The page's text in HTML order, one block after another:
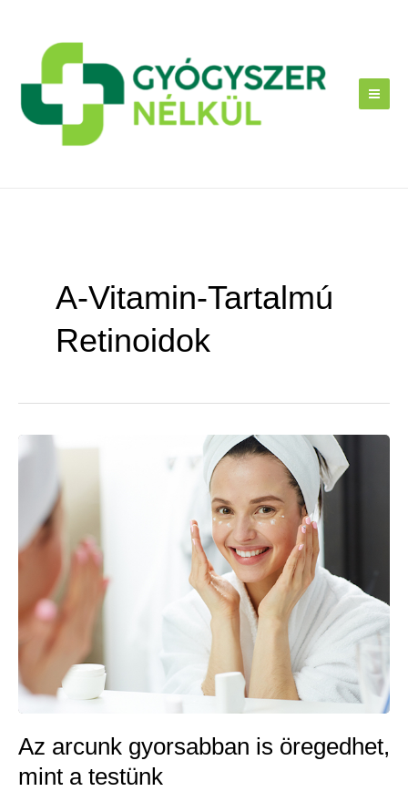
A-Vitamin-Tartalmú
Retinoidok
Az arcunk gyorsabban is öregedhet,
mint a testünk